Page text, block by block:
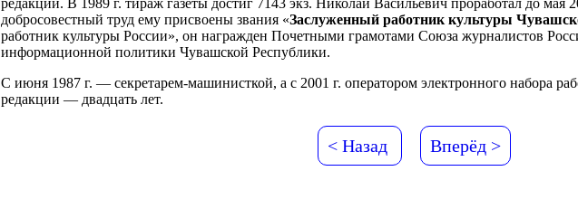
добросовестный труд ему присвоены звания «Заслуженный работник культуры
работник культуры России», он награжден Почетными грамотами Союза журналистов
информационной политики Чувашской Республики.
С июня 1987 г. — секретарем-машинисткой, а с 2001 г. оператором электронного набора
редакции — двадцать лет.
< Назад Вперёд >